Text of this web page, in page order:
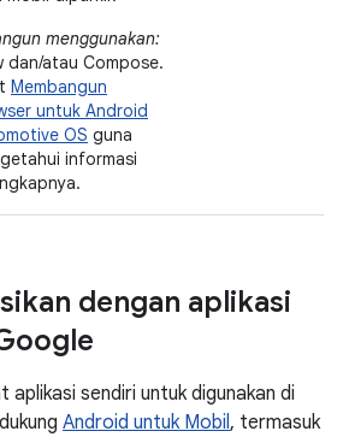
menggunakan:
dan/atau Compose.
Membangun
untuk Android
OS guna
informasi
dengan aplikasi
sendiri untuk digunakan di
Android untuk Mobil , termasuk